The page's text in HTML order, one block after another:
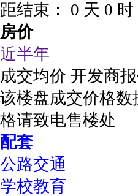
距结束：
0 天 0 时
房价
近半年
成交均价 开发商
该楼盘成交价格
格请致电售楼处
配套
公路交通
学校教育